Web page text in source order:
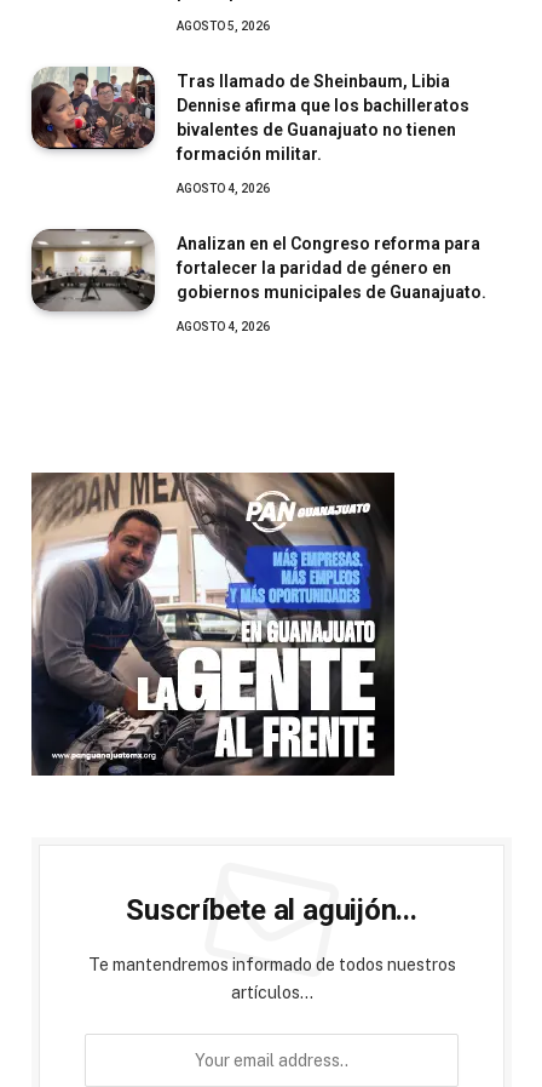
AGOSTO 5, 2026
Tras llamado de Sheinbaum, Libia
Dennise afirma que los bachilleratos
bivalentes de Guanajuato no tienen
formación militar.
AGOSTO 4, 2026
Analizan en el Congreso reforma para
fortalecer la paridad de género en
gobiernos municipales de Guanajuato.
AGOSTO 4, 2026
Suscríbete al aguijón...
Te mantendremos informado de todos nuestros
artículos...